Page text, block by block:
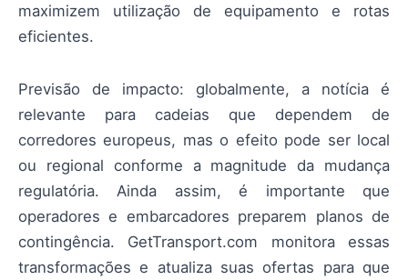
maximizem utilização de equipamento e rotas
eficientes.
Previsão de impacto: globalmente, a notícia é
relevante para cadeias que dependem de
corredores europeus, mas o efeito pode ser local
ou regional conforme a magnitude da mudança
regulatória. Ainda assim, é importante que
operadores e embarcadores preparem planos de
contingência. GetTransport.com monitora essas
transformações e atualiza suas ofertas para que